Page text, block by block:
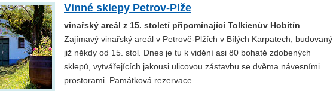
Vinné sklepy Petrov-Plže
vinařský areál z 15. století připomínající Tolkienův Hobitín —
Zajímavý vinařský areál v Petrově-Plžích v Bílých Karpatech, budovaný
již někdy od 15. stol. Dnes je tu k vidění asi 80 bohatě zdobených
sklepů, vytvářejících jakousi ulicovou zástavbu se dvěma návesními
prostorami. Památková rezervace.